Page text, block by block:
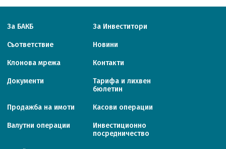
За БАКБ За Инвеститори
Съответствие Новини
Клонова мрежа Контакти
Документи
Тарифa и лихвен
бюлетин
Продажба на имоти Касови операции
Валутни операции
Инвестиционно
посредничество